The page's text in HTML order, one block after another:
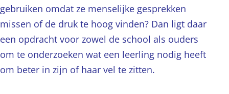
gebruiken omdat ze menselijke gesprekken
missen of de druk te hoog vinden? Dan ligt daar
een opdracht voor zowel de school als ouders
om te onderzoeken wat een leerling nodig heeft
om beter in zijn of haar vel te zitten.